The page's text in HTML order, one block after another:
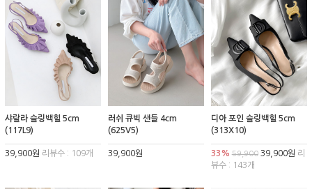
샤랄라 슬링백힐 5cm
(117L9)
39,900원 리뷰수 : 109개
러쉬 큐빅 샌들 4cm
(625V5)
39,900원
디아 포인 슬링백힐 5cm
(313X10)
33% 59,90039,900원 리
뷰수 : 143개